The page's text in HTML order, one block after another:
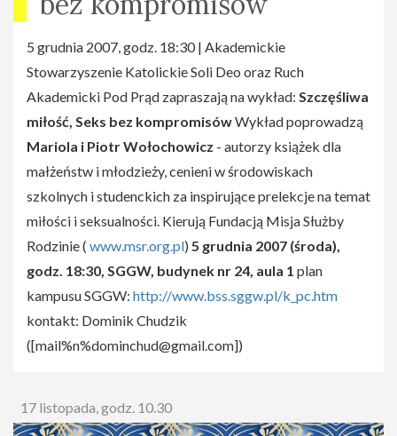
Fizjologiczna bariera dziewictwa - o profilaktyce
niepowodzeń prokreacji
Wykorzystanie potencjału naturalnego
rozpoznawania płodności w leczeniu: NaPro
technologia
Porównanie zysków i kosztów NaPro a in vitro
(cost-benefit comparison)
O interdyscyplinarnej pomocy dla małżeństw
niepłodnych - przykład warsztatów MaterCare
Prelegenci
Prelegentami będą m.in. Tomasz Terlikowski (publicysta
Rzeczypospolitej), Maria Środoń - dyrektor
wykonawczy MaterCare Polska, dr Ewa Ślizień
dr Marek Szumowski (etyk, duszpasterz małżeństw)
5 grudnia 2007, godz. 18:30 | Akademickie
Stowarzyszenie Katolickie Soli Deo oraz Ruch
Akademicki Pod Prąd zapraszają na wykład: Szczęśliwa
miłość, Seks bez kompromisówWykład poprowadzą
Mariola i Piotr Wołochowicz - autorzy książek dla
małżeństw i młodzieży, cenieni w środowiskach
szkolnych i studenckich za inspirujące prelekcje na temat
miłości i seksualności. Kierują Fundacją Misja Służby
Rodzinie ( www.msr.org.pl) 5 grudnia 2007 (środa),
godz. 18:30, SGGW, budynek nr 24, aula 1 plan
kampusu SGGW: http://www.bss.sggw.pl/k_pc.htm
kontakt: Dominik Chudzik
([mail%n%dominchud@gmail.com])
17 listopada, godz. 10.30